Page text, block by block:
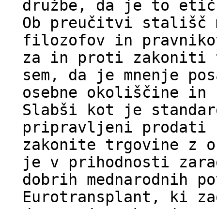
družbe, da je to
Ob preučitvi stališč
filozofov in
za in proti zakoniti
sem, da je mnenje
osebne okoliščine
Slabši kot je
pripravljeni prodati
zakonite trgovine z
je v prihodnosti
dobrih mednarodnih
Eurotransplant, ki